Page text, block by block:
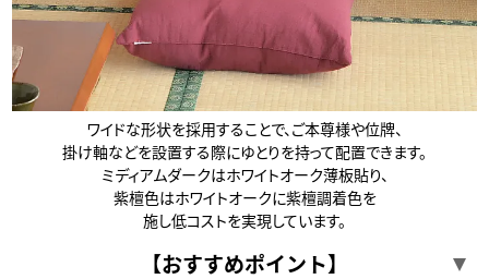
ワイドな形状を採用することで、ご本尊様や位牌、
掛け軸などを設置する際にゆとりを持って配置できます。
ミディアムダークはホワイトオーク薄板貼り、
紫檀色はホワイトオークに紫檀調着色を
施し低コストを実現しています。
【おすすめポイント】